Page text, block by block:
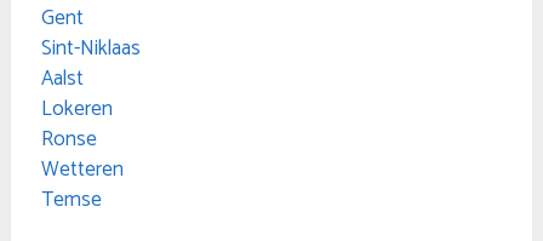
Gent
Sint-Niklaas
Aalst
Lokeren
Ronse
Wetteren
Temse